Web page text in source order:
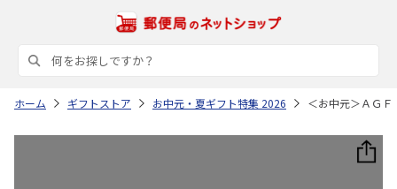
ホーム ギフトストア お中元・夏ギフト特集 2026 ＜お中元＞ＡＧ